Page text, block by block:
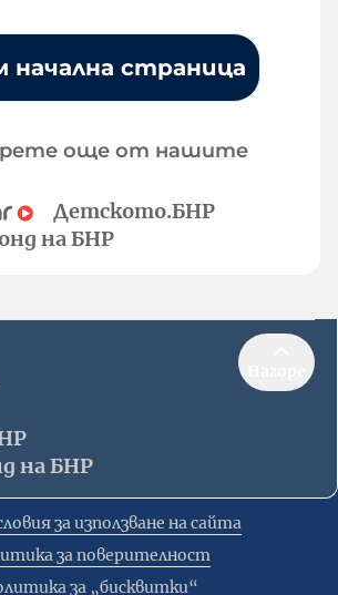
начална страница
още от нашите
Детското.БНР
на БНР
на БНР
за използване на сайта
за поверителност
за „бисквитки“